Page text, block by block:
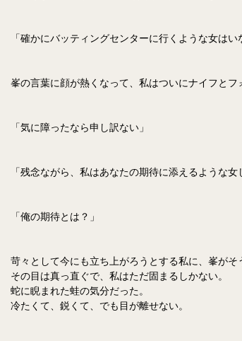
「確かにバッティングセンターに行くような女はい
峯の言葉に顔が熱くなって、私はついにナイフとフ
「気に障ったなら申し訳ない」
「残念ながら、私はあなたの期待に添えるような女
「俺の期待とは？」
苛々として今にも立ち上がろうとする私に、峯がそ
その目は真っ直ぐで、私はただ固まるしかない。
蛇に睨まれた蛙の気分だった。
冷たくて、鋭くて、でも目が離せない。